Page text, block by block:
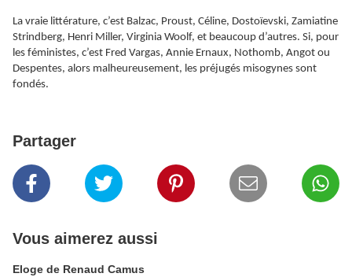
La vraie littérature, c’est Balzac, Proust, Céline, Dostoïevski, Zamiatine
Strindberg, Henri Miller, Virginia Woolf, et beaucoup d’autres. Si, pour
les féministes, c’est Fred Vargas, Annie Ernaux, Nothomb, Angot ou
Despentes, alors malheureusement, les préjugés misogynes sont
fondés.
Partager
Vous aimerez aussi
Eloge de Renaud Camus